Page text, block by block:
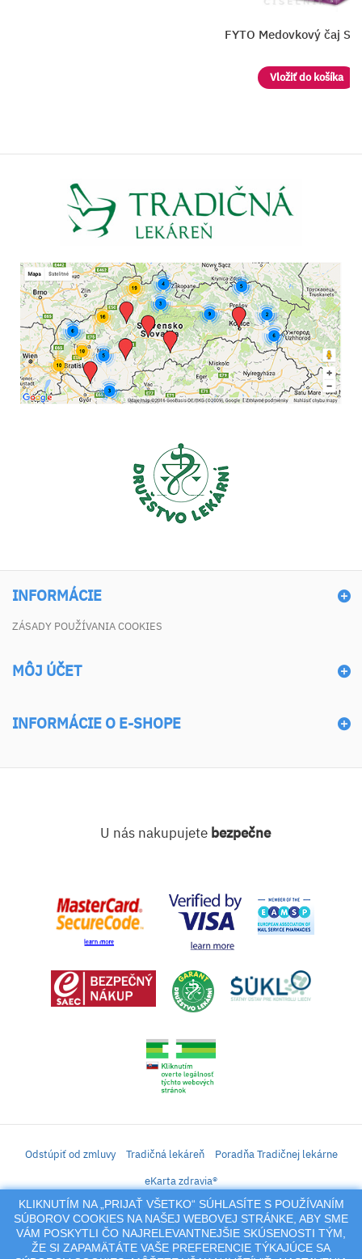
INFORMÁCIE
ZÁSADY POUŽÍVANIA COOKIES
MÔJ ÚČET
INFORMÁCIE O E-SHOPE
KLIKNUTÍM NA „PRIJAŤ VŠETKO“ SÚHLASÍTE S POUŽÍVANÍM
SÚBOROV COOKIES NA NAŠEJ WEBOVEJ STRÁNKE, ABY SME
VÁM POSKYTLI ČO NAJRELEVANTNEJŠIE SKÚSENOSTI TÝM,
ŽE SI ZAPAMÄTÁTE VAŠE PREFERENCIE TÝKAJÚCE SA
U nás nakupujete bezpečne
Odstúpiť od zmluvy Tradičná lekáreň
Poradňa Tradičnej lekárne
eKarta zdravia®
iLekáreň – Zásielkový predaj liekov, vitamínov, výživových doplnkov, prípravkov s
liečivým účinkom a kozmetiky. Elektronické zaslanie receptu.
Na tento portál sa vzťahujú autorské práva a akákoľvek jeho reprodukcia
(používanie, kopírovanie, šírenie a pod.),